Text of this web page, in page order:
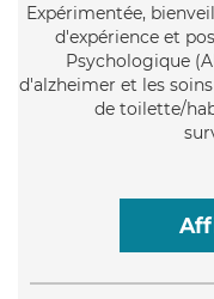
Expérimentée,
d'expérience et
Psychologique
d'alzheimer et les
de toilette/